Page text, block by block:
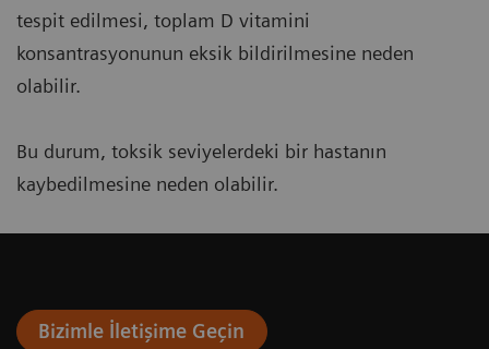
tespit edilmesi, toplam D vitamini
konsantrasyonunun eksik bildirilmesine neden
olabilir.
Bu durum, toksik seviyelerdeki bir hastanın
kaybedilmesine neden olabilir.
Bizimle İletişime Geçin